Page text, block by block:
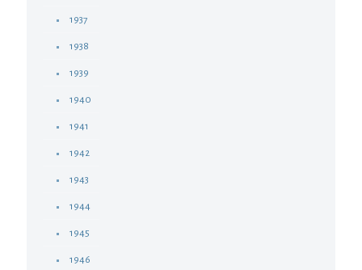
1937
1938
1939
1940
1941
1942
1943
1944
1945
1946